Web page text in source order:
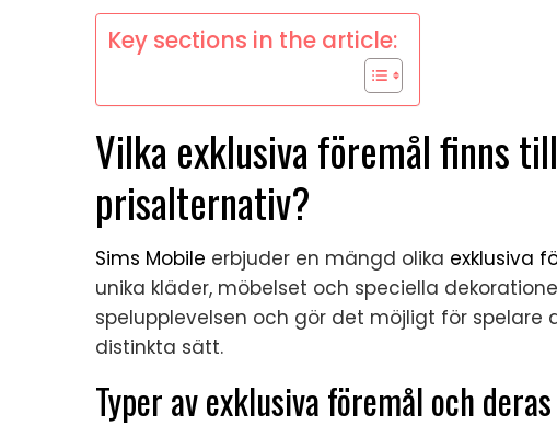
Key sections in the article:
Vilka exklusiva föremål finns
prisalternativ?
Sims Mobile erbjuder en mängd olika exklusiva
unika kläder, möbelset och speciella
spelupplevelsen och gör det möjligt för spelare
distinkta sätt.
Typer av exklusiva föremål och